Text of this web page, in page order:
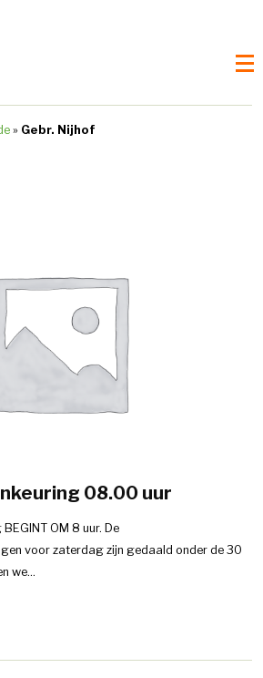
» Gebr. Nijhof
08.00 uur
OM 8 uur. De
voor zaterdag zijn gedaald onder de 30
we...